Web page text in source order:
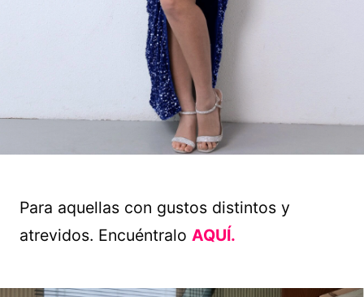
Para aquellas con gustos distintos y
atrevidos. Encuéntralo AQUÍ.